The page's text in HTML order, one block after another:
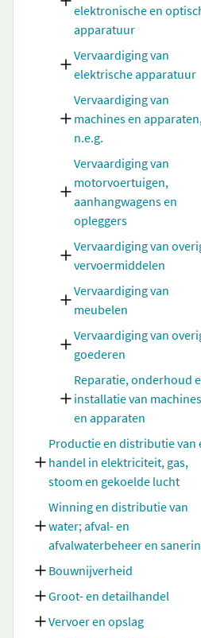
elektronische en
apparatuur
Vervaardiging van
elektrische apparatuur
Vervaardiging van
machines en
n.e.g.
Vervaardiging van
motorvoertuigen,
aanhangwagens en
opleggers
Vervaardiging van
vervoermiddelen
Vervaardiging van
meubelen
Vervaardiging van
goederen
Reparatie, onderhoud
installatie van machines
en apparaten
Productie en distributie van
handel in elektriciteit, gas,
stoom en gekoelde lucht
Winning en distributie van
water; afval- en
afvalwaterbeheer en
Bouwnijverheid
Groot- en detailhandel
Vervoer en opslag